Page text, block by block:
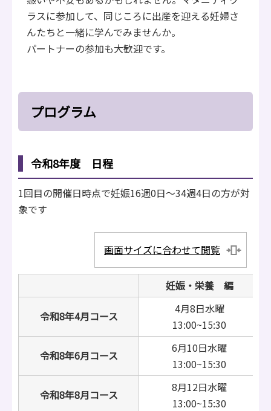
ラスに参加して、同じころに出産を迎える妊婦さ
んたちと一緒に学んでみませんか。
パートナーの参加も大歓迎です。
プログラム
令和8年度 日程
1回目の開催日時点で妊娠16週0日～34週4日の方が対
象です
画面サイズに合わせて閲覧
妊娠・栄養 編
令和8年4月コース
4月8日水曜
13:00~15:30
令和8年6月コース
6月10日水曜
13:00~15:30
令和8年8月コース
8月12日水曜
13:00~15:30